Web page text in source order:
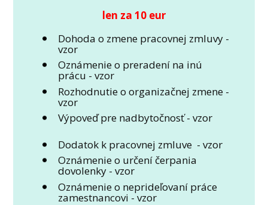
len za 10 eur
Dohoda o zmene pracovnej zmluvy -
vzor
Oznámenie o preradení na inú
prácu - vzor
Rozhodnutie o organizačnej zmene -
vzor
Výpoveď pre nadbytočnosť - vzor
Dodatok k pracovnej zmluve - vzor
Oznámenie o určení čerpania
dovolenky - vzor
Oznámenie o neprideľovaní práce
zamestnancovi - vzor